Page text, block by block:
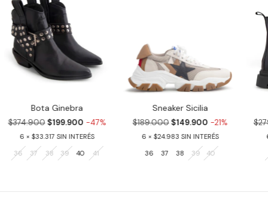
Bota Ginebra
$374.900 $199.900 -47%
6
$33.317
36
37 38 39 40 41
Sneaker Sicilia
$189.000$149.900 -21%
6
$24.983
36
37 38 39 40